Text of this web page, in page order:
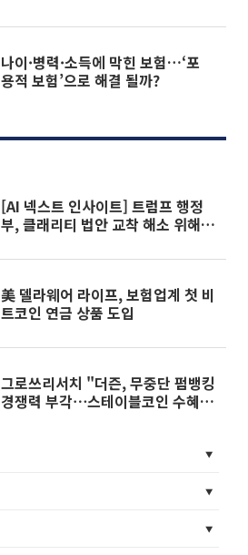
나이·병력·소득에 막힌 보험…‘포
용적 보험’으로 해결 될까?
[AI 넥스트 인사이트] 트럼프 행정
부, 클래리티 법안 교착 해소 위해
美 델라웨어 라이프, 보험업계 첫 비
트코인 연금 상품 도입
그로쓰리서치 "더즌, 무중단 펌뱅킹
경쟁력 부각⋯스테이블코인 수혜 기